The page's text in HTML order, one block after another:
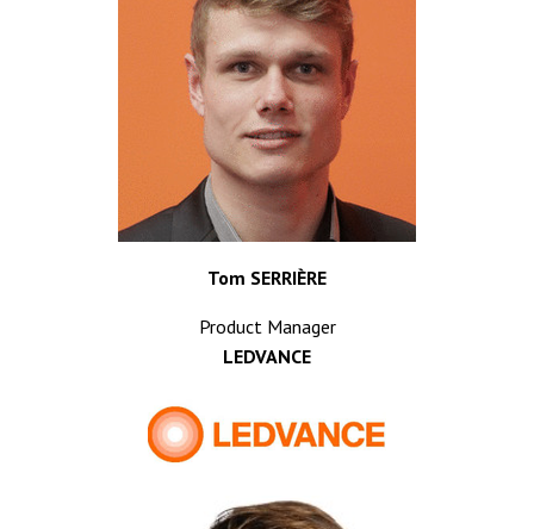
Tom SERRIÈRE
Product Manager
LEDVANCE